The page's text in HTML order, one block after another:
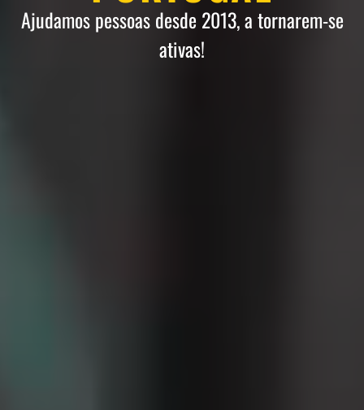
Ajudamos pessoas desde 2013, a tornarem-se
ativas!